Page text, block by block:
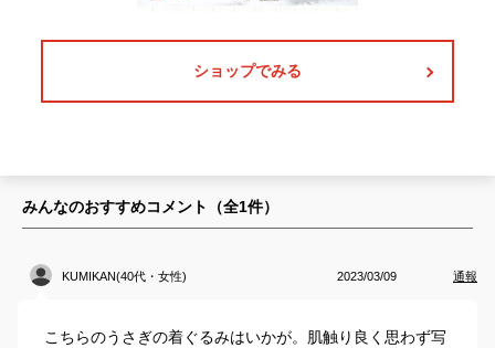
ショップでみる
みんなのおすすめコメント（全1件）
KUMIKAN(40代・女性) 2023/03/09 通報
こちらのうさぎの着ぐるみはいかが。肌触り良く思わず写